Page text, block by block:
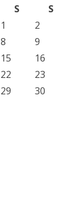
S
S
1
2
8
9
15
16
22
23
29
30